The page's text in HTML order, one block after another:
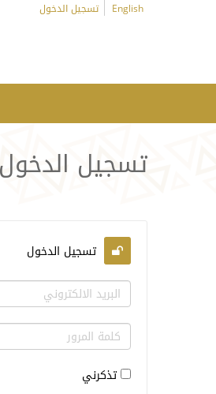
English تسجيل الدخول
تسجيل الدخول
تسجيل الدخول
تذكرني